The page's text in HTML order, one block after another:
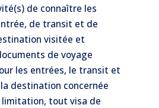
de connaître les
de transit et de
visitée et
de voyage
les entrées, le transit et
destination concernée
limitation, tout visa de